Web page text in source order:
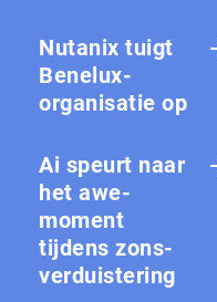
Nutanix tuigt
Benelux-
organisatie op
Ai speurt naar
het awe-
moment
tijdens zons­
ver­duis­te­ring